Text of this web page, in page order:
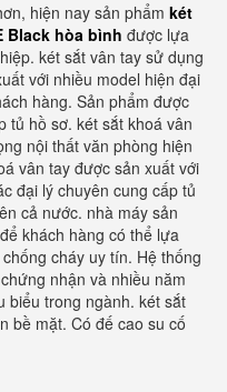
hiện nay sản phẩm két
Black hòa bình được lựa
két sắt vân tay sử dụng
với nhiều model hiện đại
hàng. Sản phẩm được
tủ hồ sơ. két sắt khoá vân
nội thất văn phòng hiện
vân tay được sản xuất với
đại lý chuyên cung cấp tủ
cả nước. nhà máy sản
khách hàng có thể lựa
cháy uy tín. Hệ thống
nhận và nhiều năm
biểu trong ngành. két sắt
bề mặt. Có đế cao su cố